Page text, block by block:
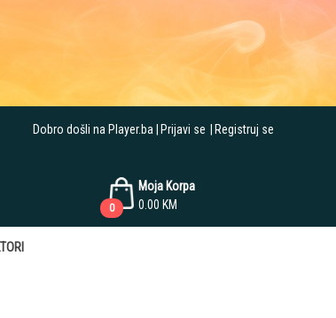
Dobro došli na Player.ba Prijavi se Registruj se
Moja Korpa
0.00 KM
0